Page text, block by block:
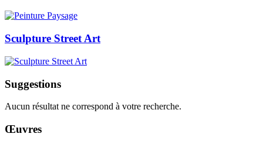
Sculpture Street Art
Suggestions
Aucun résultat ne correspond à votre recherche.
Œuvres